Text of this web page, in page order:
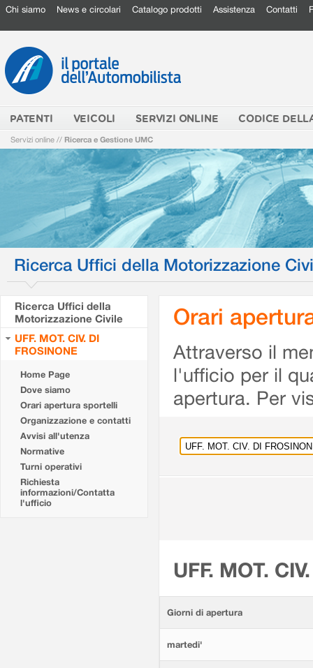
Chi siamo News e circolari Catalogo prodotti Assistenza Contatti
PATENTI VEICOLI SERVIZI ONLINE CODICE
Servizi online // Ricerca e Gestione UMC
Ricerca Uffici della Motorizzazione
Ricerca Uffici della
Motorizzazione Civile
UFF. MOT. CIV. DI
FROSINONE
Home Page
Dove siamo
Orari apertura sportelli
Organizzazione e contatti
Avvisi all'utenza
Normative
Turni operativi
Richiesta
informazioni/Contatta
l'ufficio
Orari
Attraverso il
l'ufficio per il
apertura. Per
UFF. MOT.
Giorni di apertura
martedi'